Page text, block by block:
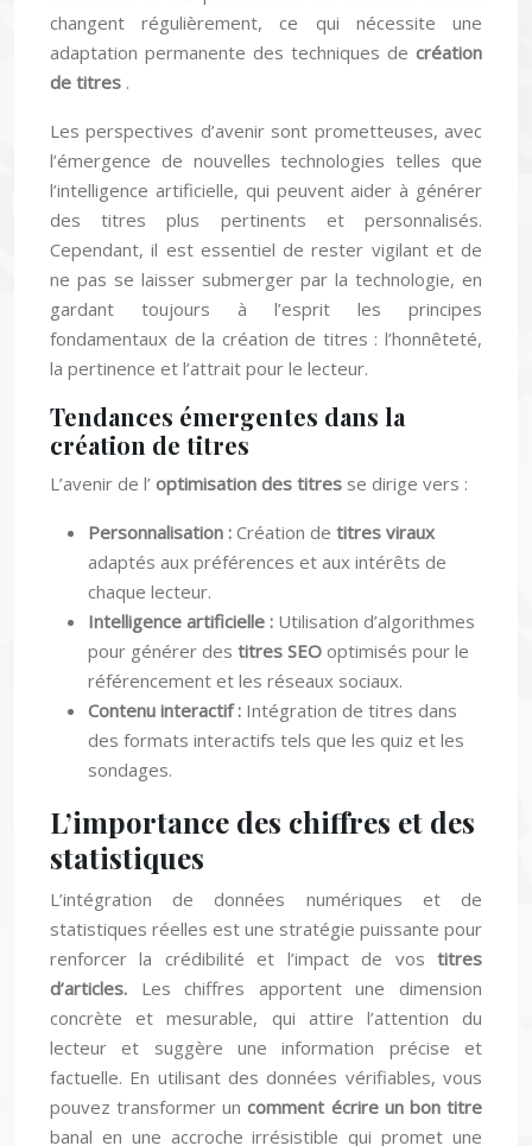
changent régulièrement, ce qui nécessite une
adaptation permanente des techniques de création
de titres .
Les perspectives d’avenir sont prometteuses, avec
l’émergence de nouvelles technologies telles que
l’intelligence artificielle, qui peuvent aider à générer
des titres plus pertinents et personnalisés.
Cependant, il est essentiel de rester vigilant et de
ne pas se laisser submerger par la technologie, en
gardant toujours à l’esprit les principes
fondamentaux de la création de titres : l’honnêteté,
la pertinence et l’attrait pour le lecteur.
Tendances émergentes dans la
création de titres
L’avenir de l’ optimisation des titres se dirige vers :
Personnalisation : Création de titres viraux
adaptés aux préférences et aux intérêts de
chaque lecteur.
Intelligence artificielle : Utilisation d’algorithmes
pour générer des titres SEO optimisés pour le
référencement et les réseaux sociaux.
Contenu interactif : Intégration de titres dans
des formats interactifs tels que les quiz et les
sondages.
L’importance des chiffres et des
statistiques
L’intégration de données numériques et de
statistiques réelles est une stratégie puissante pour
renforcer la crédibilité et l’impact de vos titres
d’articles. Les chiffres apportent une dimension
concrète et mesurable, qui attire l’attention du
lecteur et suggère une information précise et
factuelle. En utilisant des données vérifiables, vous
pouvez transformer uncomment écrire un bon titre
banal en une accroche irrésistible qui promet une